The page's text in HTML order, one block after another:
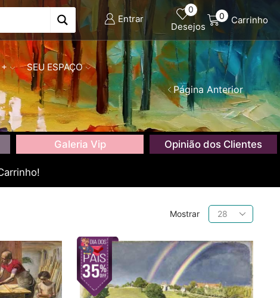
Entrar
0
Desejos
0 Carrinho
SEU ESPAÇO
Página Anterior
Galeria Vip Opinião dos Clientes
Mostrar
Produtos
por